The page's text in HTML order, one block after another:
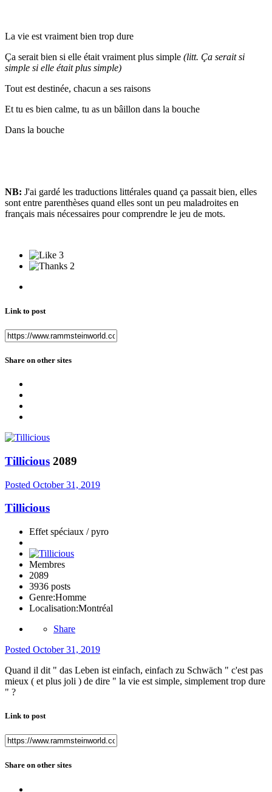
La vie est vraiment bien trop dure
Ça serait bien si elle était vraiment plus simple (litt. Ça serait si
simple si elle était plus simple)
Tout est destinée, chacun a ses raisons
Et tu es bien calme, tu as un bâillon dans la bouche
Dans la bouche
NB: J'ai gardé les traductions littérales quand ça passait bien, elles
sont entre parenthèses quand elles sont un peu maladroites en
français mais nécessaires pour comprendre le jeu de mots.
3
2
Link to post
Share on other sites
Tillicious 2089
Posted October 31, 2019
Tillicious
Effet spéciaux / pyro
Membres
2089
3936 posts
Genre:Homme
Localisation:Montréal
Share
Posted October 31, 2019
Quand il dit " das Leben ist einfach, einfach zu Schwäch " c'est pas
mieux ( et plus joli ) de dire " la vie est simple, simplement trop dure
" ?
Link to post
Share on other sites